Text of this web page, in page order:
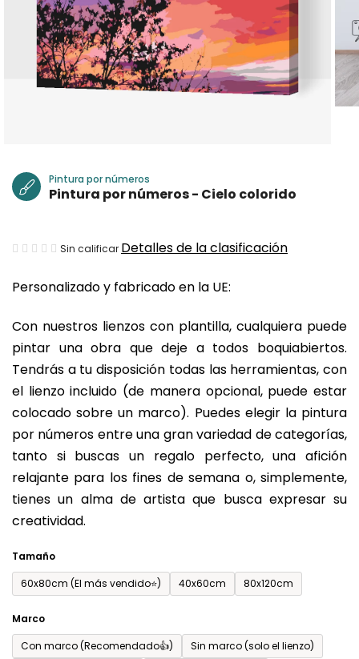
Personalizado y fabricado en la UE:
Con nuestros lienzos con plantilla, cualquiera puede
pintar una obra que deje a todos boquiabiertos.
Tendrás a tu disposición todas las herramientas, con
el lienzo incluido (de manera opcional, puede estar
colocado sobre un marco). Puedes elegir la pintura
por números entre una gran variedad de categorías,
tanto si buscas un regalo perfecto, una afición
relajante para los fines de semana o, simplemente,
tienes un alma de artista que busca expresar su
creatividad.
Tamaño
60x80cm (El más vendido⭐)
40x60cm 80x120cm
Marco
Con marco (Recomendado👍)
Sin marco (solo el lienzo)
Pintura por números
Pintura por números - Cielo colorido
La
media
producto
es
de
0,0
sobre
5
estrellas.
Sin calificar Detalles de la clasificación